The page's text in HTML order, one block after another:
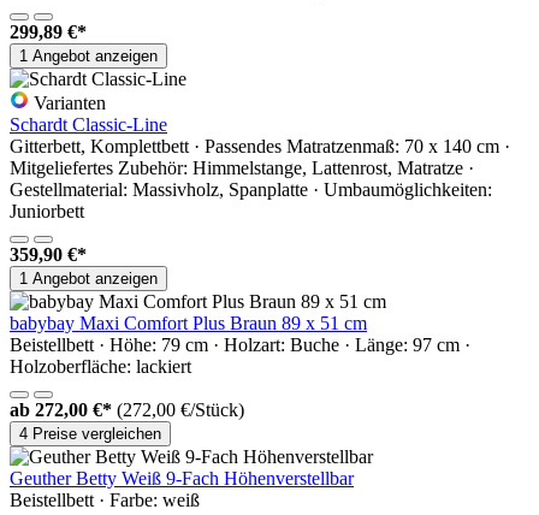
299,89 €*
1 Angebot anzeigen
Varianten
Schardt Classic-Line
Gitterbett, Komplettbett · Passendes Matratzenmaß: 70 x 140 cm ·
Mitgeliefertes Zubehör: Himmelstange, Lattenrost, Matratze ·
Gestellmaterial: Massivholz, Spanplatte · Umbaumöglichkeiten:
Juniorbett
359,90 €*
1 Angebot anzeigen
babybay Maxi Comfort Plus Braun 89 x 51 cm
Beistellbett · Höhe: 79 cm · Holzart: Buche · Länge: 97 cm ·
Holzoberfläche: lackiert
ab 272,00 €* (272,00 €/Stück)
4 Preise vergleichen
Geuther Betty Weiß 9-Fach Höhenverstellbar
Beistellbett · Farbe: weiß